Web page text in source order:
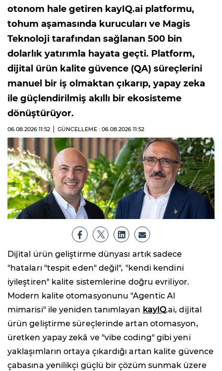
otonom hale getiren kayIQ.ai platformu,
tohum aşamasında kurucuları ve Magis
Teknoloji tarafından sağlanan 500 bin
dolarlık yatırımla hayata geçti. Platform,
dijital ürün kalite güvence (QA) süreçlerini
manuel bir iş olmaktan çıkarıp, yapay zeka
ile güçlendirilmiş akıllı bir ekosisteme
dönüştürüyor.
06.08.2026 11:52 GÜNCELLEME : 06.08.2026 11:52
Dijital ürün geliştirme dünyası artık sadece
"hataları "tespit eden" değil", "kendi kendini
iyileştiren" kalite sistemlerine doğru evriliyor.
Modern kalite otomasyonunu "Agentic AI
mimarisi" ile yeniden tanımlayan kayIQ.ai, dijital
ürün geliştirme süreçlerinde artan otomasyon,
üretken yapay zekâ ve "vibe coding" gibi yeni
yaklaşımların ortaya çıkardığı artan kalite güvence
çabasına yenilikçi güçlü bir çözüm sunmak üzere